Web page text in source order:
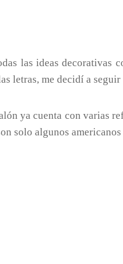
las ideas decorativas
letras, me decidí a
ya cuenta con varias
solo algunos